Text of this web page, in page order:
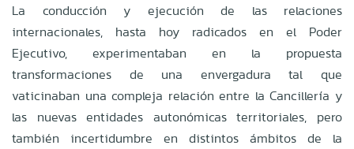
La conducción y ejecución de las relaciones
internacionales, hasta hoy radicados en el Poder
Ejecutivo, experimentaban en la propuesta
transformaciones de una envergadura tal que
vaticinaban una compleja relación entre la Cancillería y
las nuevas entidades autonómicas territoriales, pero
también incertidumbre en distintos ámbitos de la